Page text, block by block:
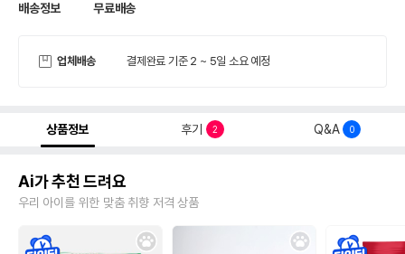
배송정보 무료배송
업체배송 결제완료 기준 2 ~ 5일 소요 예정
상품정보 후기 2 Q&A 0
Ai가 추천 드려요
우리 아이를 위한 맞춤 취향 저격 상품